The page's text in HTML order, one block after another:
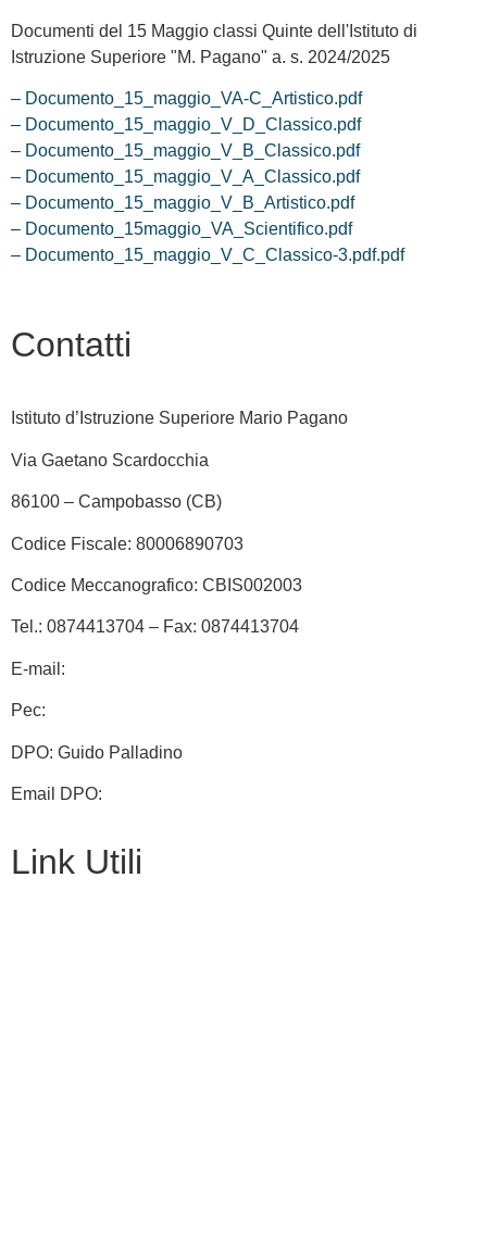
Documenti del 15 Maggio classi Quinte dell'Istituto di
Istruzione Superiore "M. Pagano" a. s. 2024/2025
– Documento_15_maggio_VA-C_Artistico.pdf
– Documento_15_maggio_V_D_Classico.pdf
– Documento_15_maggio_V_B_Classico.pdf
– Documento_15_maggio_V_A_Classico.pdf
– Documento_15_maggio_V_B_Artistico.pdf
– Documento_15maggio_VA_Scientifico.pdf
– Documento_15_maggio_V_C_Classico-3.pdf.pdf
Contatti
Istituto d’Istruzione Superiore Mario Pagano
Via Gaetano Scardocchia
86100 – Campobasso (CB)
Codice Fiscale: 80006890703
Codice Meccanografico: CBIS002003
Tel.: 0874413704 – Fax: 0874413704
E-mail:
Pec:
DPO: Guido Palladino
Email DPO:
Link Utili